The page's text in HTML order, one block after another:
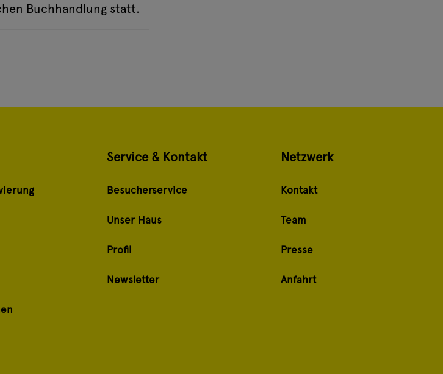
Buchhandlung statt.
Service & Kontakt
Besucherservice
Unser Haus
Profil
Newsletter
Netzwerk
Kontakt
Team
Presse
Anfahrt